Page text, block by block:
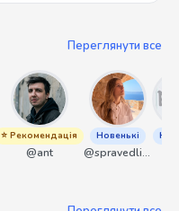
Переглянути все
⭐ Рекомендація
@ant
Новенькі
@spravedliwa